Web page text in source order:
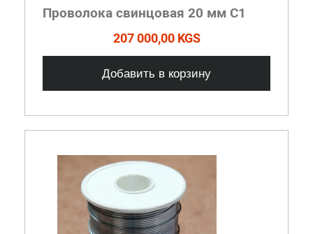
Проволока свинцовая 20 мм С1
207 000,00 KGS
Добавить в корзину